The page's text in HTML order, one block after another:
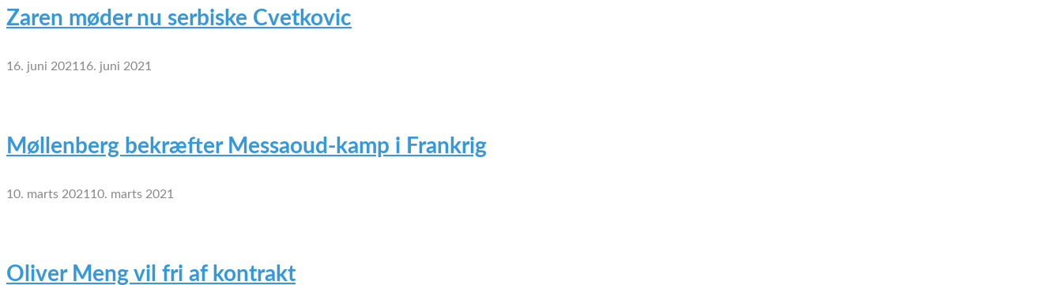
Zaren møder nu serbiske Cvetkovic
16. juni 2021 16. juni 2021
Møllenberg bekræfter Messaoud-kamp i Frankrig
10. marts 2021 10. marts 2021
Oliver Meng vil fri af kontrakt